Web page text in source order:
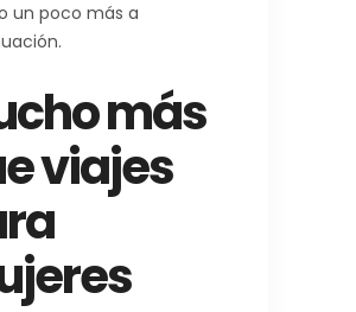
un poco más a
más
viajes